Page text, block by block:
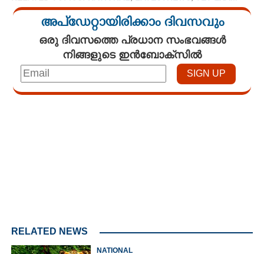
അപ്ഡേറ്റായിരിക്കാം ദിവസവും
ഒരു ദിവസത്തെ പ്രധാന സംഭവങ്ങൾ
നിങ്ങളുടെ ഇൻബോക്സിൽ
RELATED NEWS
NATIONAL